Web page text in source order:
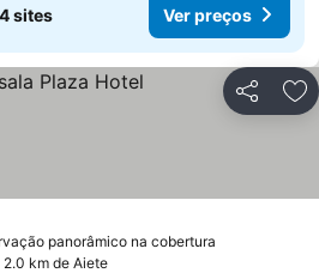
sites Ver preços
Partilhar
panorâmico na cobertura
preços
2.0 km de Aiete